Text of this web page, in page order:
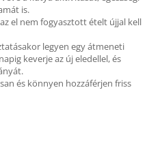
is.
el nem fogyasztott ételt újjal kell
legyen egy átmeneti
keverje az új eledellel, és
és könnyen hozzáférjen friss